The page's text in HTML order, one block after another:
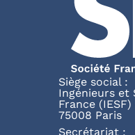
Siège social :
Ingénieurs et
France
75008 Paris
Secrétariat :